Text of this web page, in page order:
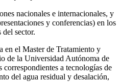
nacionales e internacionales, y
y conferencias) en los
del sector.
en el Master de Tratamiento y
de la Universidad Autónoma de
a tecnologías de
del agua residual y desalación,